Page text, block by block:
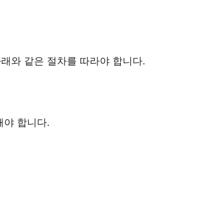
와 같은 절차를 따라야 합니다.
야 합니다.